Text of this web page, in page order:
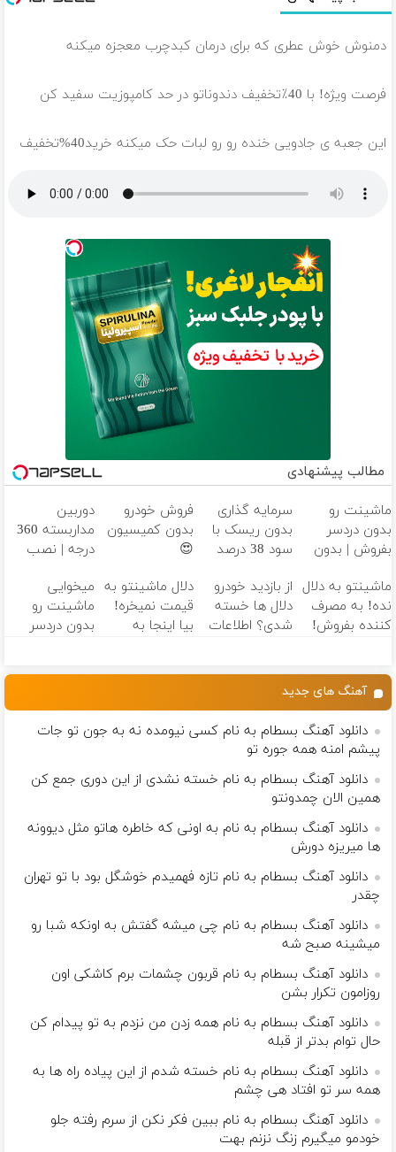
دمنوش خوش عطری که برای درمان کبدچرب معجزه میکنه
فرصت ویژه! با 40٪تخفیف دندوناتو در حد کامپوزیت سفید کن
این جعبه ی جادویی خنده رو رو لبات حک میکنه خرید40%تخفیف
مطالب پیشنهادی
ماشینت رو
بدون دردسر
بفروش | بدون
سرمایه گذاری
بدون ریسک با
سود 38 درصد
فروش خودرو
بدون کمیسیون
😍
دوربین
مداربسته 360
درجه | نصب
ماشینتو به دلال
نده! به مصرف
کننده بفروش!
از بازدید خودرو
دلال ها خسته
شدی؟ اطلاعات
دلال ماشینتو به
قیمت نمیخره!
بیا اینجا به
میخوایی
ماشینت رو
بدون دردسر
آهنگ های جدید
دانلود آهنگ بسطام به نام کسی نیومده نه به جون تو جات
پیشم امنه همه جوره تو
دانلود آهنگ بسطام به نام خسته نشدی از این دوری جمع کن
همین الان چمدونتو
دانلود آهنگ بسطام به نام به اونی که خاطره هاتو مثل دیوونه
ها میریزه دورش
دانلود آهنگ بسطام به نام تازه فهمیدم خوشگل بود با تو تهران
چقدر
دانلود آهنگ بسطام به نام چی میشه گفتش به اونکه شبا رو
میشینه صبح شه
دانلود آهنگ بسطام به نام قربون چشمات برم کاشکی اون
روزامون تکرار بشن
دانلود آهنگ بسطام به نام همه زدن من نزدم به تو پیدام کن
حال توام بدتر از قبله
دانلود آهنگ بسطام به نام خسته شدم از این پیاده راه ها به
همه سر تو افتاد هی چشم
دانلود آهنگ بسطام به نام ببین فکر نکن از سرم رفته جلو
خودمو میگیرم زنگ نزنم بهت